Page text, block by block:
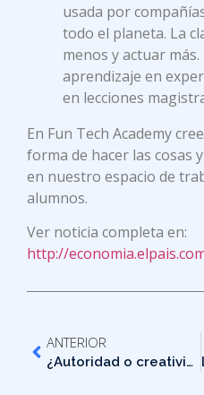
usada por
todo el planeta. La
menos y actuar más.
aprendizaje en
en lecciones
En Fun Tech Academy
forma de hacer las cosas
en nuestro espacio de
alumnos.
Ver noticia completa en:
http://
ANTERIOR
¿Autoridad o creatividad?